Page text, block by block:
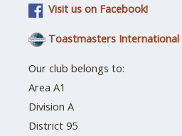
Visit us on Facebook!
Toastmasters International
Our club belongs to:
Area A1
Division A
District 95